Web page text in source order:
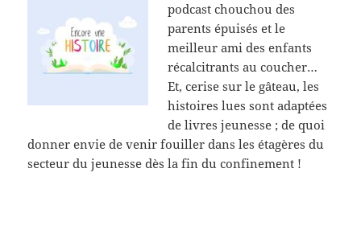
podcast chouchou des
parents épuisés et le
meilleur ami des enfants
récalcitrants au coucher…
Et, cerise sur le gâteau, les
histoires lues sont adaptées
de livres jeunesse ; de quoi
donner envie de venir fouiller dans les étagères du
secteur du jeunesse dès la fin du confinement !